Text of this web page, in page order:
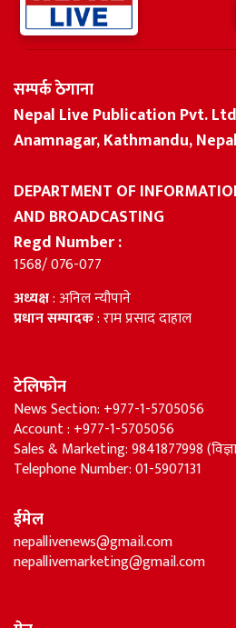
सम्पर्क ठेगाना
Nepal Live Publication Pvt.
Anamnagar, Kathmandu, Nepal
DEPARTMENT OF
AND BROADCASTING
Regd Number :
1568/ 076-077
अध्यक्ष: अनिल न्यौपाने
प्रधान सम्पादक: राम प्रसाद दाहाल
टेलिफोन
News Section: +977-1-5705056
Account : +977-1-5705056
Sales & Marketing: 9841877998
Telephone Number: 01-5907131
ईमेल
nepallivenews@gmail.com
nepallivemarketing@gmail.com